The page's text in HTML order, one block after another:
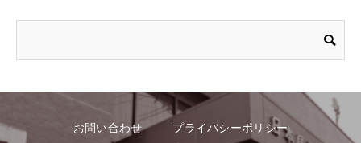
お問い合わせ
プライバシーポリシー